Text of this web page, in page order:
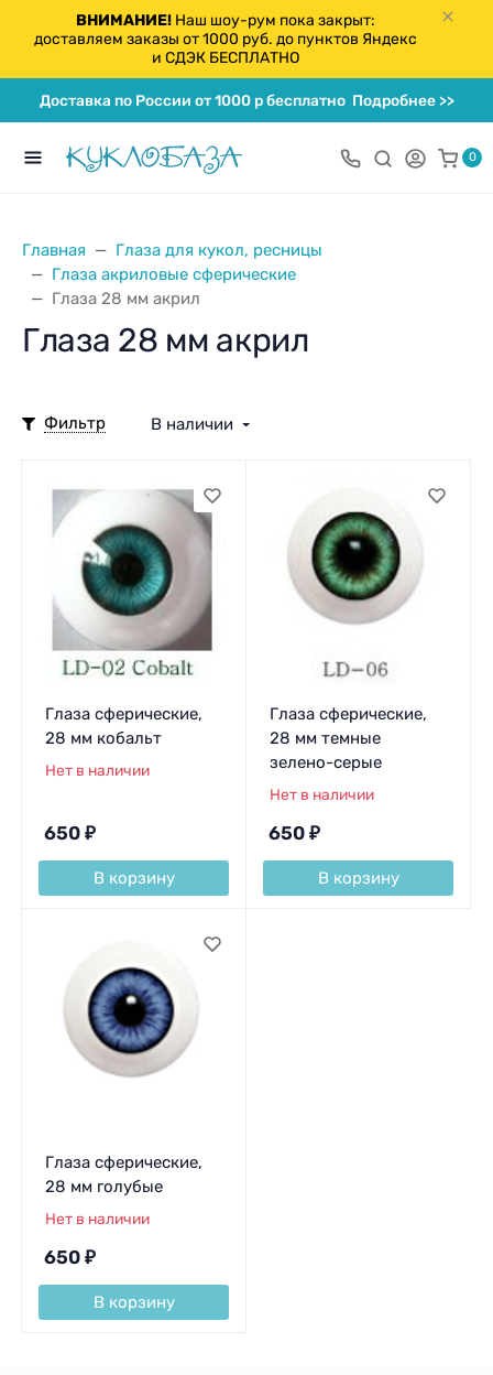
ВНИМАНИЕ!Наш шоу-рум пока закрыт:
доставляем заказы от 1000 руб. до пунктов Яндекс
и СДЭК БЕСПЛАТНО
Доставка по России от 1000 р бесплатноПодробнее >>
0
Главная
Глаза для кукол, ресницы
Глаза акриловые сферические
Глаза 28 мм акрил
Глаза 28 мм акрил
Фильтр В наличии
Глаза сферические,
28 мм кобальт
Нет в наличии
650 ₽
В корзину
Глаза сферические,
28 мм темные
зелено-серые
Нет в наличии
650 ₽
В корзину
Глаза сферические,
28 мм голубые
Нет в наличии
650 ₽
В корзину